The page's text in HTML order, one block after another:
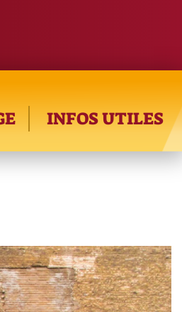
INFOS UTILES